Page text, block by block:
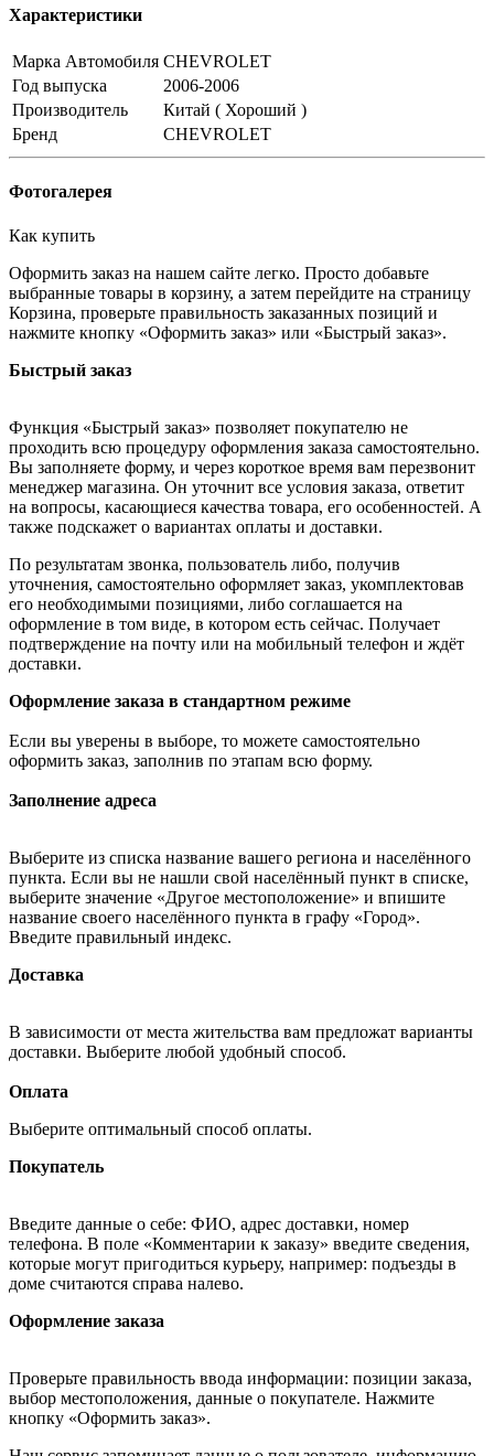
Характеристики
Марка Автомобиля CHEVROLET
Год выпуска
2006-2006
Производитель
Китай ( Хороший )
Бренд
CHEVROLET
Фотогалерея
Как купить
Оформить заказ на нашем сайте легко. Просто добавьте
выбранные товары в корзину, а затем перейдите на страницу
Корзина, проверьте правильность заказанных позиций и
нажмите кнопку «Оформить заказ» или «Быстрый заказ».
Быстрый заказ
Функция «Быстрый заказ» позволяет покупателю не
проходить всю процедуру оформления заказа самостоятельно.
Вы заполняете форму, и через короткое время вам перезвонит
менеджер магазина. Он уточнит все условия заказа, ответит
на вопросы, касающиеся качества товара, его особенностей. А
также подскажет о вариантах оплаты и доставки.
По результатам звонка, пользователь либо, получив
уточнения, самостоятельно оформляет заказ, укомплектовав
его необходимыми позициями, либо соглашается на
оформление в том виде, в котором есть сейчас. Получает
подтверждение на почту или на мобильный телефон и ждёт
доставки.
Оформление заказа в стандартном режиме
Если вы уверены в выборе, то можете самостоятельно
оформить заказ, заполнив по этапам всю форму.
Заполнение адреса
Выберите из списка название вашего региона и населённого
пункта. Если вы не нашли свой населённый пункт в списке,
выберите значение «Другое местоположение» и впишите
название своего населённого пункта в графу «Город».
Введите правильный индекс.
Доставка
В зависимости от места жительства вам предложат варианты
доставки. Выберите любой удобный способ.
Оплата
Выберите оптимальный способ оплаты.
Покупатель
Введите данные о себе: ФИО, адрес доставки, номер
телефона. В поле «Комментарии к заказу» введите сведения,
которые могут пригодиться курьеру, например: подъезды в
доме считаются справа налево.
Оформление заказа
Проверьте правильность ввода информации: позиции заказа,
выбор местоположения, данные о покупателе. Нажмите
кнопку «Оформить заказ».